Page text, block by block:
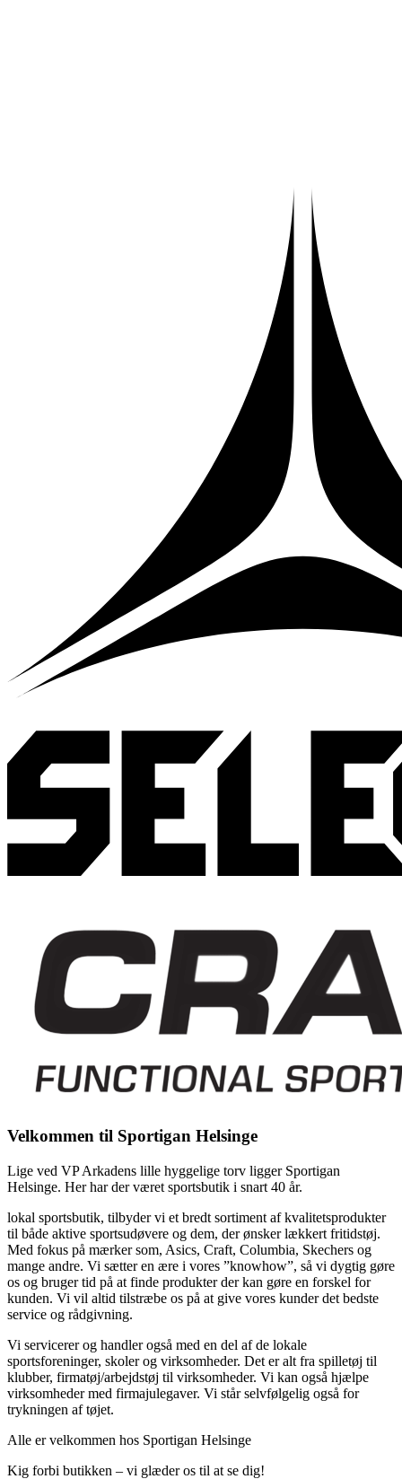
Velkommen til Sportigan Helsinge
Lige ved VP Arkadens lille hyggelige torv ligger Sportigan
Helsinge. Her har der været sportsbutik i snart 40 år.
lokal sportsbutik, tilbyder vi et bredt sortiment af kvalitetsprodukter
til både aktive sportsudøvere og dem, der ønsker lækkert fritidstøj.
Med fokus på mærker som, Asics, Craft, Columbia, Skechers og
mange andre. Vi sætter en ære i vores ”knowhow”, så vi dygtig gøre
os og bruger tid på at finde produkter der kan gøre en forskel for
kunden. Vi vil altid tilstræbe os på at give vores kunder det bedste
service og rådgivning.
Vi servicerer og handler også med en del af de lokale
sportsforeninger, skoler og virksomheder. Det er alt fra spilletøj til
klubber, firmatøj/arbejdstøj til virksomheder. Vi kan også hjælpe
virksomheder med firmajulegaver. Vi står selvfølgelig også for
trykningen af tøjet.
Alle er velkommen hos Sportigan Helsinge
Kig forbi butikken – vi glæder os til at se dig!